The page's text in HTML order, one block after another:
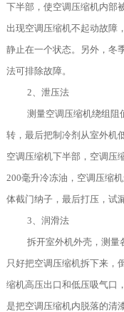
下半部，使空调压缩机内部
出现空调压缩机不起动故障
静止在一个状态。另外，冬
法可排除故障。
2、泄压法
测量空调压缩机绕组阻
转，最后把制冷剂从室外机
空调压缩机下半部，空调压
200毫升冷冻油，空调压缩
体截门纳子，最后打压，试
3、润滑法
拆开室外机外壳，测量
只好把空调压缩机拆下来，
缩机高压出口和低压吸气口
是把空调压缩机内脱落的清